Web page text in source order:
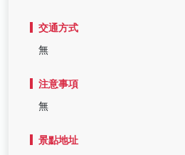
交通方式
無
注意事項
無
景點地址